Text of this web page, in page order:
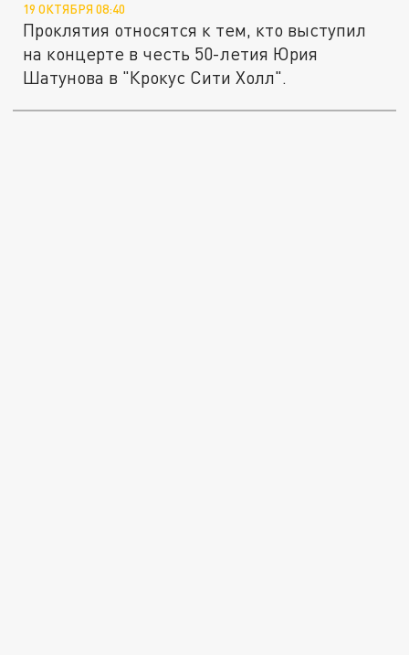
19 ОКТЯБРЯ 08:40
Проклятия относятся к тем, кто выступил
на концерте в честь 50-летия Юрия
Шатунова в "Крокус Сити Холл".